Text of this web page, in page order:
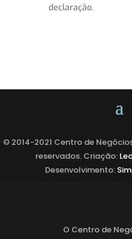
declaração.
© 2014-2021 Centro de
reservados. Criação:
Desenvolvimento:
O Centro de